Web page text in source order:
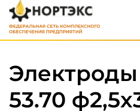
Электроды
53.70